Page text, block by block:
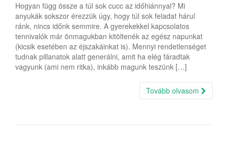
Hogyan függ össze a túl sok cucc az időhiánnyal? Mi
anyukák sokszor érezzük úgy, hogy túl sok feladat hárul
ránk, nincs időnk semmire. A gyerekekkel kapcsolatos
tennivalók már önmagukban kitöltenék az egész napunkat
(kicsik esetében az éjszakáinkat is). Mennyi rendetlenséget
tudnak pillanatok alatt generálni, amit ha elég fáradtak
vagyunk (ami nem ritka), inkább magunk teszünk […]
Tovább olvasom